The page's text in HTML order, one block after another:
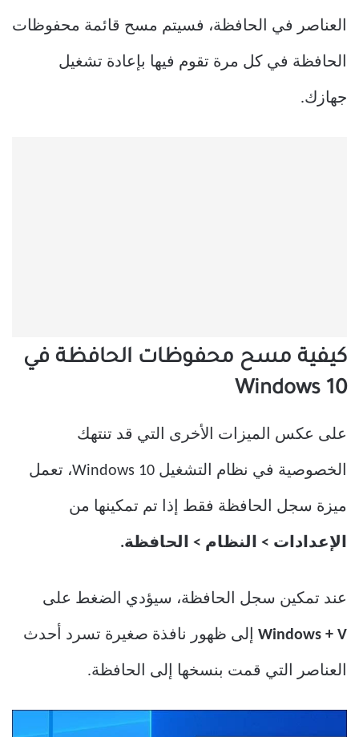
العناصر في الحافظة، فسيتم مسح قائمة محفوظات
الحافظة في كل مرة تقوم فيها بإعادة تشغيل
جهازك.
كيفية مسح محفوظات الحافظة في
Windows 10
على عكس الميزات الأخرى التي قد تنتهك
الخصوصية في نظام التشغيل Windows 10، تعمل
ميزة سجل الحافظة فقط إذا تم تمكينها من
الإعدادات > النظام > الحافظة.
عند تمكين سجل الحافظة، سيؤدي الضغط على
Windows + V إلى ظهور نافذة صغيرة تسرد أحدث
العناصر التي قمت بنسخها إلى الحافظة.